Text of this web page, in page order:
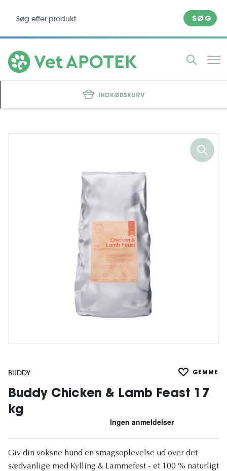
SØG
INDKØBSKURV
BUDDY GEMME
Buddy Chicken & Lamb Feast 17
kg
Giv din voksne hund en smagsoplevelse ud over det
sædvanlige med Kylling & Lammefest - et 100 % naturligt